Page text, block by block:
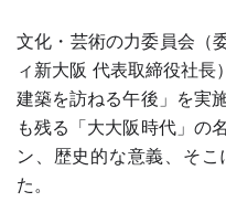
文化・芸術の力委員会（
ィ新大阪 代表取締役社
建築を訪ねる午後」を実
も残る「大大阪時代」の
ン、歴史的な意義、そ
た。